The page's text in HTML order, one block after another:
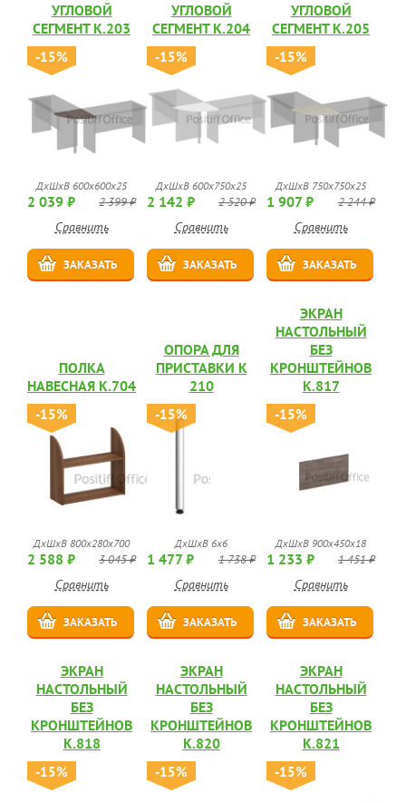
УГЛОВОЙ
СЕГМЕНТ К.203
-15%
ДхШхВ 600x600x25
2 039 ₽ 2 399 ₽
Сравнить
ЗАКАЗАТЬ
УГЛОВОЙ
СЕГМЕНТ К.204
-15%
ДхШхВ 600x750x25
2 142 ₽ 2 520 ₽
Сравнить
ЗАКАЗАТЬ
УГЛОВОЙ
СЕГМЕНТ К.205
-15%
ДхШхВ 750x750x25
1 907 ₽ 2 244 ₽
Сравнить
ЗАКАЗАТЬ
ПОЛКА
НАВЕСНАЯ К.704
-15%
ДхШхВ 800x280x700
2 588 ₽ 3 045 ₽
Сравнить
ЗАКАЗАТЬ
ОПОРА ДЛЯ
ПРИСТАВКИ К
210
-15%
ДхШхВ 6x6
1 477 ₽ 1 738 ₽
Сравнить
ЗАКАЗАТЬ
ЭКРАН
НАСТОЛЬНЫЙ
БЕЗ
КРОНШТЕЙНОВ
К.817
-15%
ДхШхВ 900x450x18
1 233 ₽ 1 451 ₽
Сравнить
ЗАКАЗАТЬ
ЭКРАН
НАСТОЛЬНЫЙ
БЕЗ
КРОНШТЕЙНОВ
К.818
-15%
ЭКРАН
НАСТОЛЬНЫЙ
БЕЗ
КРОНШТЕЙНОВ
К.820
-15%
ЭКРАН
НАСТОЛЬНЫЙ
БЕЗ
КРОНШТЕЙНОВ
К.821
-15%